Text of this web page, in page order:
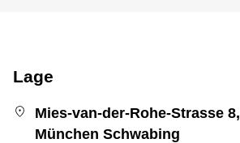
Lage
Mies-van-der-Rohe-Strasse
München Schwabing